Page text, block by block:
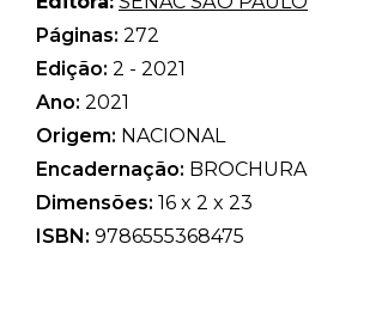
Páginas: 272
Edição: 2 - 2021
Ano: 2021
Origem: NACIONAL
Encadernação: BROCHURA
Dimensões: 16 x 2 x 23
ISBN: 9786555368475